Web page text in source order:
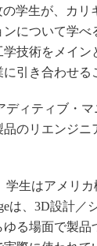
学生が、カリ
について学
技術をメイ
引き合わせる
ィティブ・
のリエンジ
生はアメリカ
は、3D設計
る場面で製